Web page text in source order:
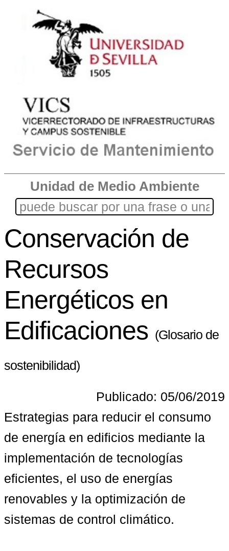
Unidad de Medio Ambiente
Conservación de
Recursos
Energéticos en
Edificaciones (Glosario de
sostenibilidad)
Publicado: 05/06/2019
Estrategias para reducir el consumo
de energía en edificios mediante la
implementación de tecnologías
eficientes, el uso de energías
renovables y la optimización de
sistemas de control climático.